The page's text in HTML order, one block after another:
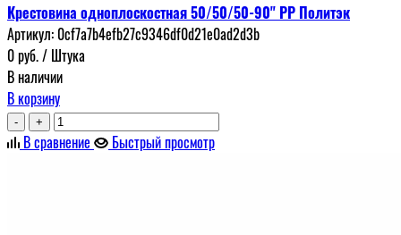
Крестовина одноплоскостная 50/50/50-90" РР Политэк
Артикул: 0cf7a7b4efb27c9346df0d21e0ad2d3b
0руб./ Штука
В наличии
В корзину
- +
В сравнение Быстрый просмотр